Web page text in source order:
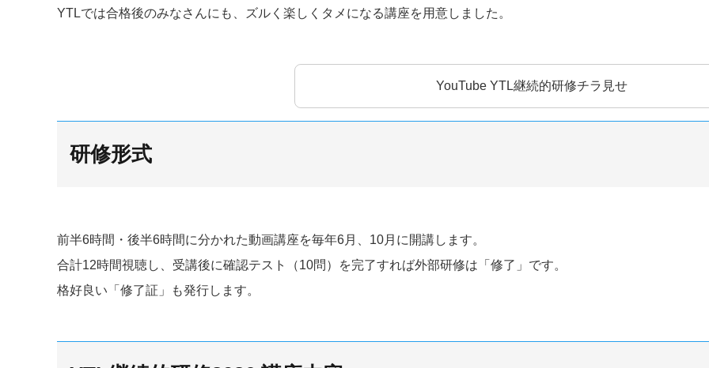
YTLでは合格後のみなさんにも、ズルく楽しくタメになる講座を用意しました。
YouTube YTL継続的研修チラ見せ
研修形式
前半6時間・後半6時間に分かれた動画講座を毎年6月、10月に開講します。
合計12時間視聴し、受講後に確認テスト（10問）を完了すれば外部研修は「修了」です。
格好良い「修了証」も発行します。